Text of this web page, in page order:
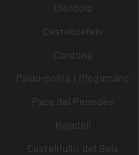
Olèrdola
Castelldefels
Cardona
Palau-solità i Plegamans
Pacs del Penedès
Rajadell
Castellfullit del Boix